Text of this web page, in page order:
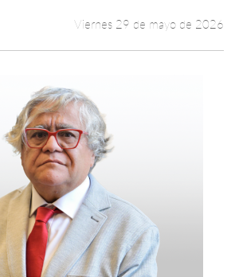
Viernes 29 de mayo de 2026